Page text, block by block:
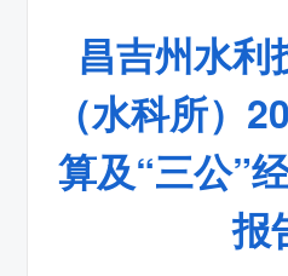
昌吉州水利
（水科所）
算及“三公”
报